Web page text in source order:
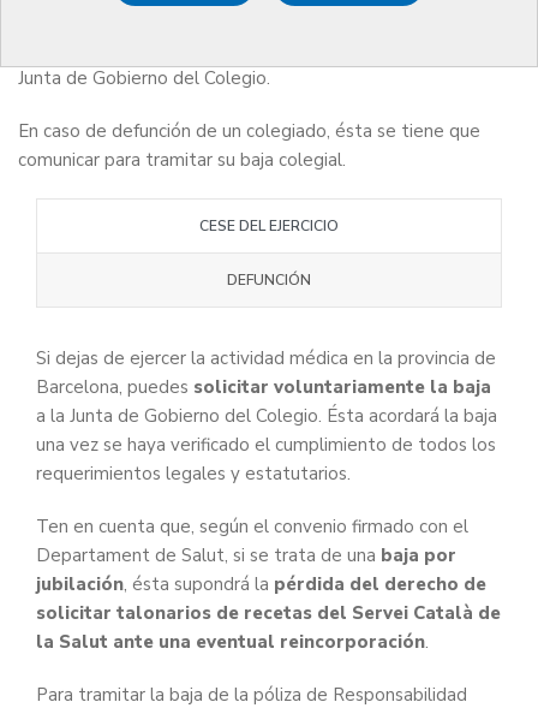
Junta de Gobierno del Colegio.
En caso de defunción de un colegiado, ésta se tiene que
comunicar para tramitar su baja colegial.
CESE DEL EJERCICIO
DEFUNCIÓN
Si dejas de ejercer la actividad médica en la provincia de
Barcelona, puedes solicitar voluntariamente la baja
a la Junta de Gobierno del Colegio. Ésta acordará la baja
una vez se haya verificado el cumplimiento de todos los
requerimientos legales y estatutarios.
Ten en cuenta que, según el convenio firmado con el
Departament de Salut, si se trata de una baja por
jubilación, ésta supondrá la pérdida del derecho de
solicitar talonarios de recetas del Servei Català de
la Salut ante una eventual reincorporación.
Para tramitar la baja de la póliza de Responsabilidad